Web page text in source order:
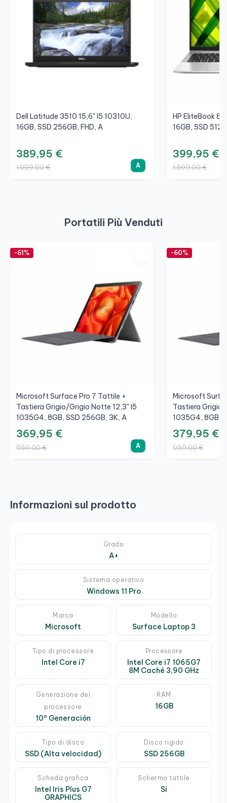
Dell Latitude 3510 15,6" I5 10310U,
16GB, SSD 256GB, FHD, A
389,95 €
1.099,00 € A
HP EliteBook
16GB, SSD
399,95 €
1.599,00 €
Portatili Più Venduti
-61%
Microsoft Surface Pro 7 Tattile +
Tastiera Grigio/Grigio Notte 12,3" I5
1035G4, 8GB, SSD 256GB, 3K, A
369,95 €
959,00 € A
-60%
Microsoft
Tastiera
1035G4, 8GB,
379,95 €
959,00 €
Informazioni sul prodotto
Grado
A+
Sistema operativo
Windows 11 Pro
Marca
Microsoft
Modello
Surface Laptop 3
Tipo di processore
Intel Core i7
Processore
Intel Core i7 1065G7
8M Caché 3,90 GHz
Generazione del
processore
10º Generación
RAM
16GB
Tipo di disco
SSD (Alta velocidad)
Disco rigido
SSD 256GB
Scheda grafica
Intel Iris Plus G7
GRAPHICS
Schermo tattile
Si